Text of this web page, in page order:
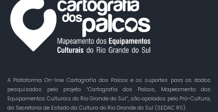
A Plataforma On-line Cartografia dos Palcos e os suportes para os dados
pesquisados pelo projeto “Cartografia dos Palcos, Mapeamento dos
Equipamentos Culturais do Rio Grande do Sul”, são apoiados pelo Pró-Cultura,
da Secretaria de Estado da Cultura do Rio Grande do Sul (SEDAC RS).